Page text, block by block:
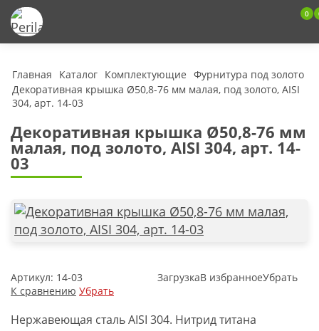
0
Главная Каталог Комплектующие Фурнитура под золото
Декоративная крышка Ø50,8-76 мм малая, под золото, AISI
304, арт. 14-03
Декоративная крышка Ø50,8-76 мм
малая, под золото, AISI 304, арт. 14-
03
Артикул: 14-03 ЗагрузкаВ избранноеУбрать
К сравнению Убрать
Нержавеющая сталь AISI 304. Нитрид титана